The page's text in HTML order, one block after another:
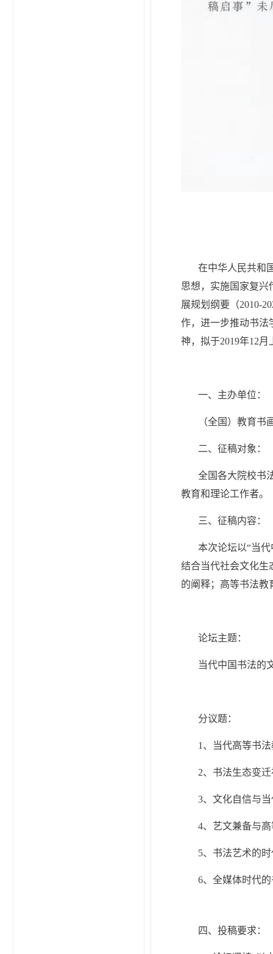
在中华人民共和
思想，实施国家复兴
展规划纲要（2010-
作，进一步推动书法
神，拟于2019年12月
一、主办单位：
（全国）教育书
二、征稿对象：
全国各大院校书
教育和理论工作者。
三、征稿内容：
本次论坛以“当
结合当代社会文化生
的阐释；高等书法教
论坛主题：
当代中国书法的
分议题：
1、当代高等书
2、书法生态变
3、文化自信与
4、艺文兼备与
5、书法艺术的
6、全媒体时代
四、投稿要求：